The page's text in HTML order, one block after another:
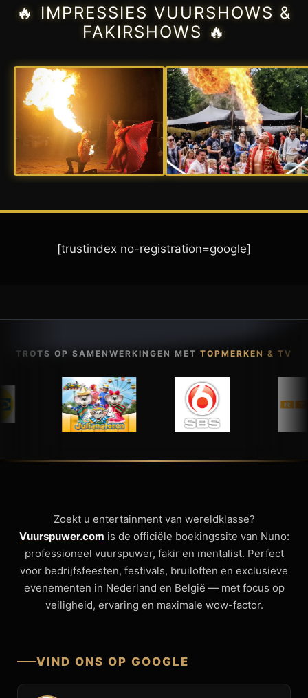
🔥 IMPRESSIES VUURSHOWS &
FAKIRSHOWS 🔥
[trustindex no-registration=google]
TROTS OP SAMENWERKINGEN MET TOPMERKEN & TV
Zoekt u entertainment van wereldklasse?
Vuurspuwer.com is de officiële boekingssite van Nuno:
professioneel vuurspuwer, fakir en mentalist. Perfect
voor bedrijfsfeesten, festivals, bruiloften en exclusieve
evenementen in Nederland en België — met focus op
veiligheid, ervaring en maximale wow-factor.
VIND ONS OP GOOGLE